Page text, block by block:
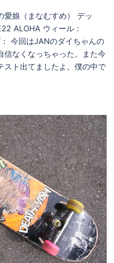
愛娘（まなむすめ） デッ
ALOHA ウィール：
今回はJANのダイちゃんの
信なくなっちゃった。また今
スト出てましたよ。僕の中で